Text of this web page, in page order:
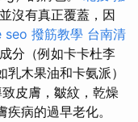
沒有真正覆蓋，因
seo 撥筋教學 台南清
分（例如卡卡杜李
木果油和卡氨派）
皮膚，皺紋，乾燥
病的過早老化。